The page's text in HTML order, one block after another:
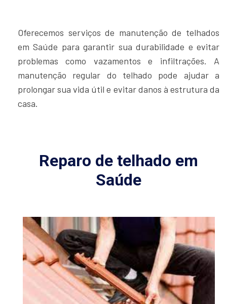
Oferecemos serviços de manutenção de telhados
em Saúde para garantir sua durabilidade e evitar
problemas como vazamentos e infiltrações. A
manutenção regular do telhado pode ajudar a
prolongar sua vida útil e evitar danos à estrutura da
casa.
Reparo de telhado em
Saúde